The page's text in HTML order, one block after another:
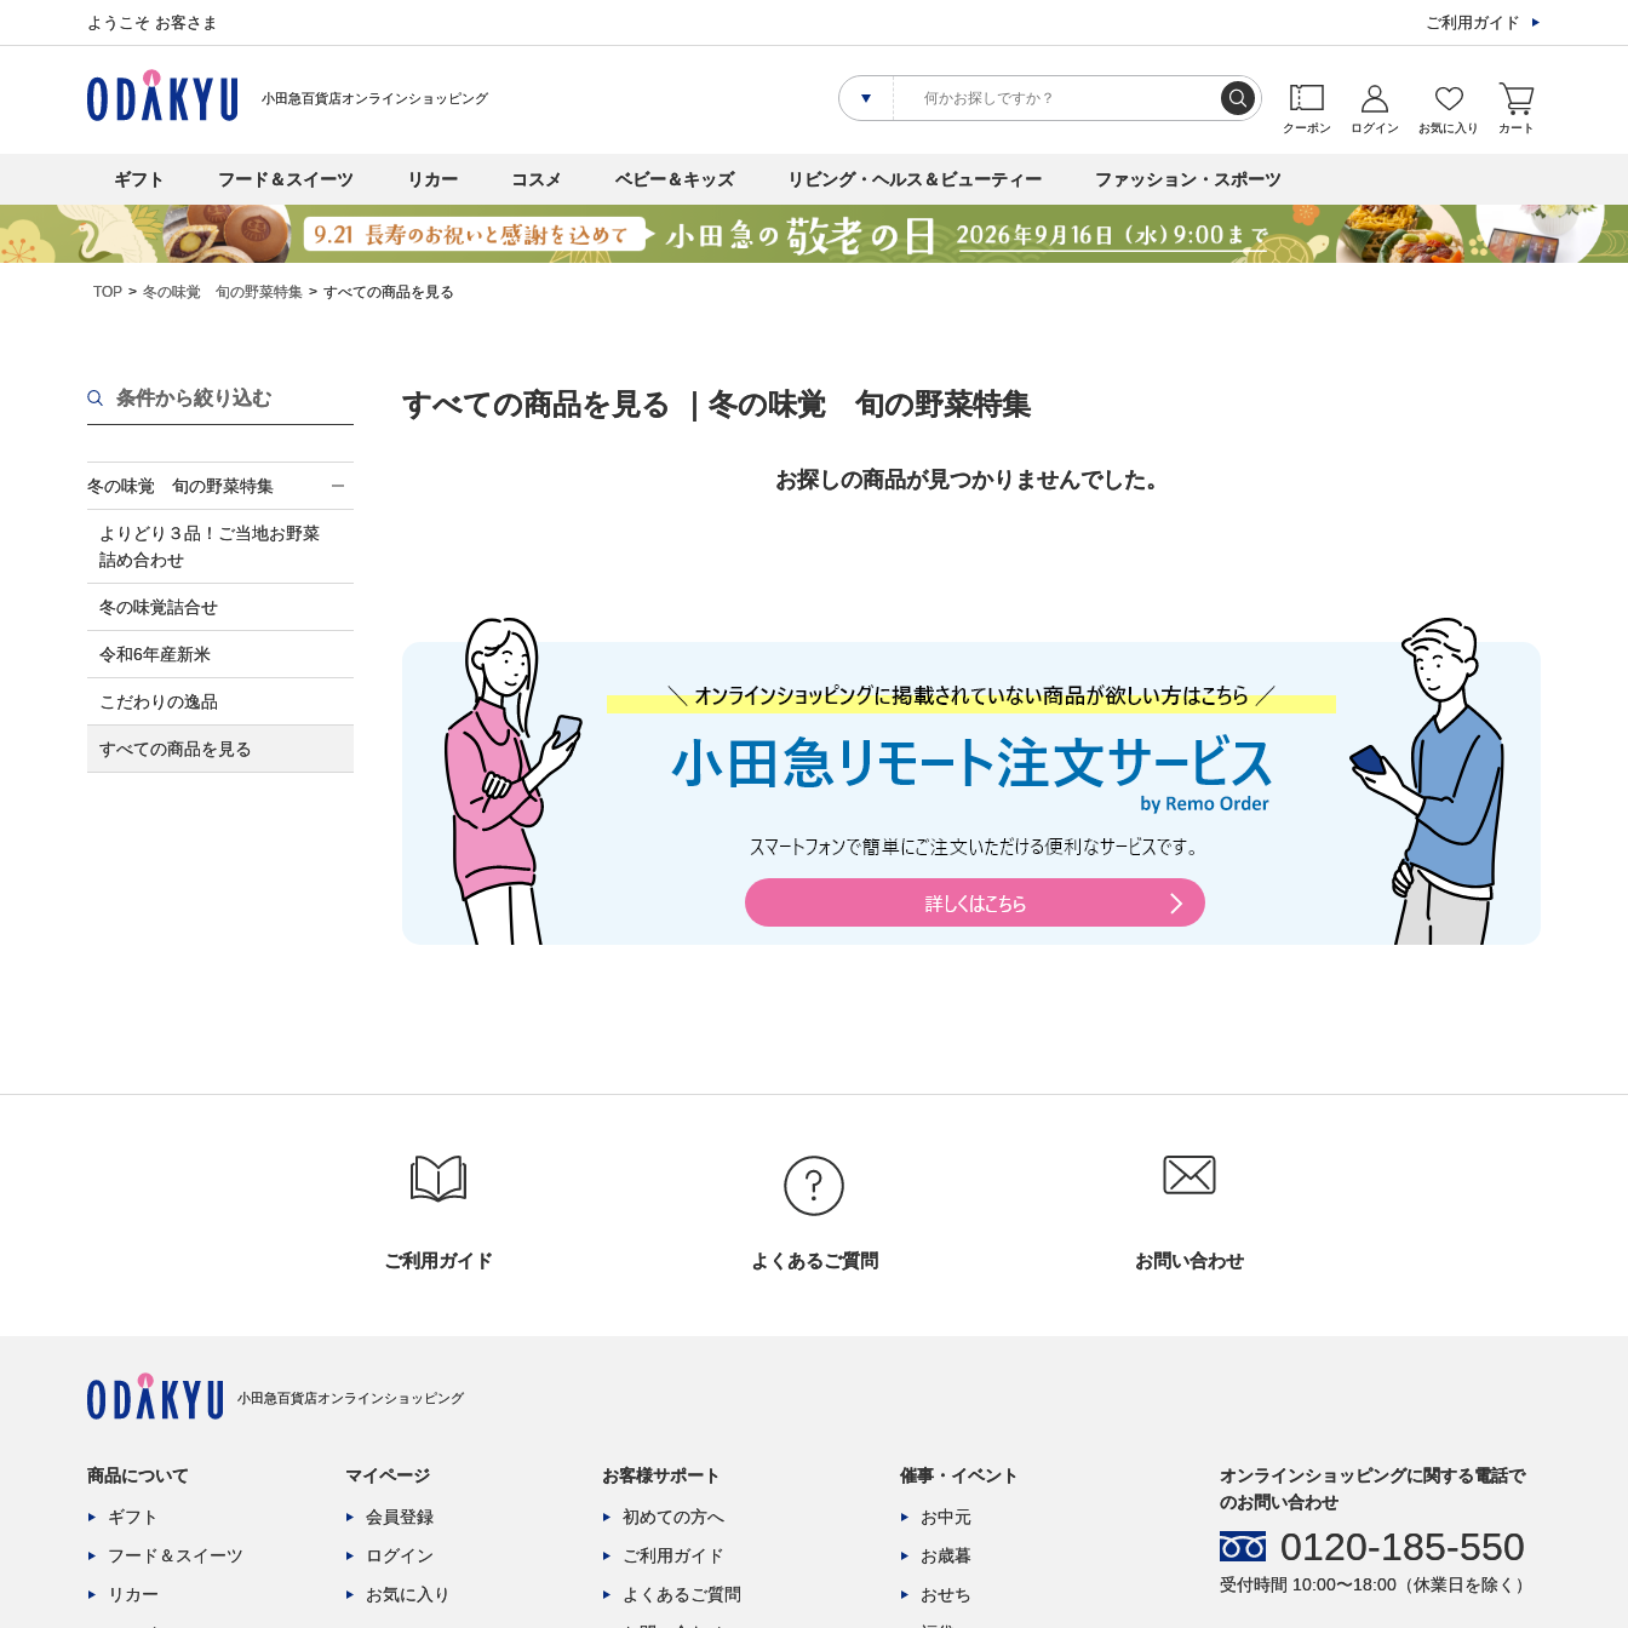
ようこそ お客さま ご利用ガイド
小田急百貨店オンラインショッピング
クーポン ログイン お気に入り カート
ギフト フード＆スイーツ リカー コスメ ベビー＆キッズ リビング・ヘルス＆ビューティー ファッション・スポーツ
TOP 冬の味覚 旬の野菜特集 すべての商品を見る
条件から絞り込む
冬の味覚 旬の野菜特集
よりどり３品！ご当地お野菜
詰め合わせ
冬の味覚詰合せ
令和6年産新米
こだわりの逸品
すべての商品を見る
すべての商品を見る ｜冬の味覚 旬の野菜特集
お探しの商品が見つかりませんでした。
ご利用ガイド よくあるご質問 お問い合わせ
小田急百貨店オンラインショッピング
商品について
ギフト
フード＆スイーツ
リカー
マイページ
会員登録
ログイン
お気に入り
お客様サポート
初めての方へ
ご利用ガイド
よくあるご質問
催事・イベント
お中元
お歳暮
おせち
オンラインショッピングに関する電話で
のお問い合わせ
0120-185-550
受付時間 10:00〜18:00（休業日を除く）